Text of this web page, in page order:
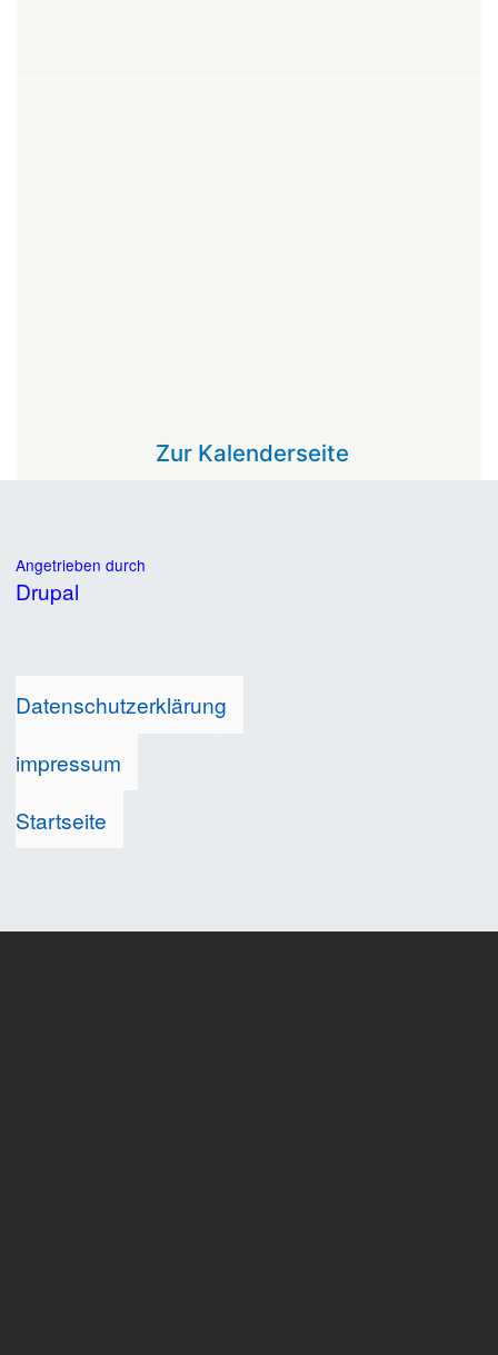
Zur Kalenderseite
Angetrieben durch
Drupal
Datenschutzerklärung
impressum
Startseite